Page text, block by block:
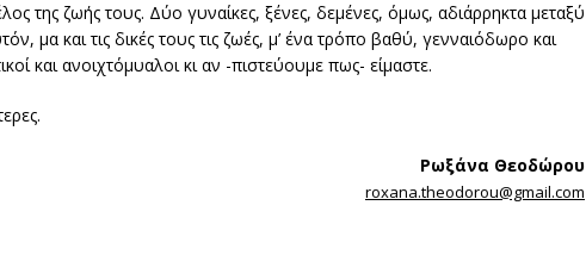
της ζωής τους. Δύο γυναίκες, ξένες, δεμένες, όμως, αδιάρρηκτα μεταξύ
μα και τις δικές τους τις ζωές, μ’ ένα τρόπο βαθύ, γενναιόδωρο και
και ανοιχτόμυαλοι κι αν -πιστεύουμε πως- είμαστε.
Ρωξάνα Θεοδώρου
roxana.theodorou@gmail.com